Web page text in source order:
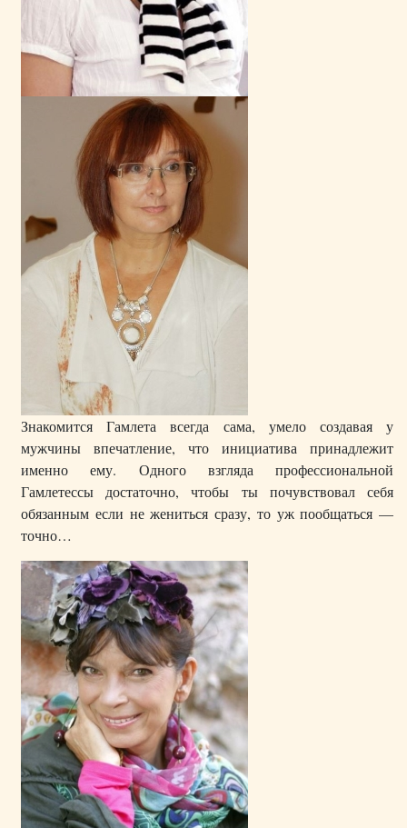
Знакомится Гамлета всегда сама, умело создавая у
мужчины впечатление, что инициатива принадлежит
именно ему. Одного взгляда профессиональной
Гамлетессы достаточно, чтобы ты почувствовал себя
обязанным если не жениться сразу, то уж пообщаться —
точно…